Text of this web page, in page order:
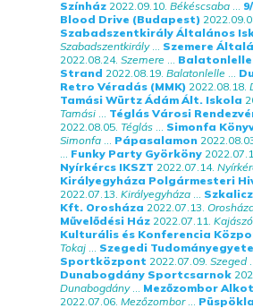
Színház 2022.09.10. Békéscsaba ...
Blood Drive (Budapest)
Szabadszentkirály Általános
Szabadszentkirály... Szemere
2022.08.24. Szemere ...
Strand 2022.08.19. Balatonlelle ...
Retro Véradás (MMK) 2022.08.18.
Tamási Würtz Ádám Ált. Iskola
Tamási ... Téglás Városi
2022.08.05. Téglás ... Simonfa
Simonfa ... Pápasalamon
... Funky Party Györköny
Nyírkércs IKSZT 2022.07.14.
Királyegyháza Polgármesteri
2022.07.13. Királyegyháza ...
Kft. Orosháza 2022.07.13.
Művelődési Ház 2022.07.11. Kajászó
Kulturális és Konferencia
Tokaj ... Szegedi
Sportközpont 2022.07.09. Szeged
Dunabogdány Sportcsarnok
Dunabogdány... Mezőzombor
2022.07.06. Mezőzombor...